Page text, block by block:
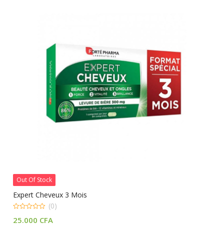
Out Of Stock
Expert Cheveux 3 Mois
out
(0)
25.000 CFA